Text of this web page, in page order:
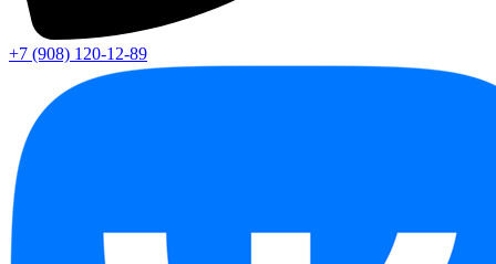
+7 (908) 120-12-89